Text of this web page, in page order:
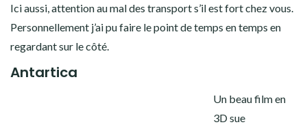
Ici aussi, attention au mal des transport s’il est fort chez vous.
Personnellement j’ai pu faire le point de temps en temps en
regardant sur le côté.
Antartica
Un beau film en
3D sue